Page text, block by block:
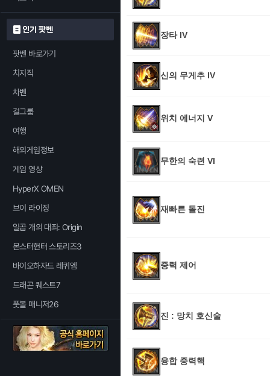
인기 팟벤
팟벤 바로가기
치지직
차벤
걸그룹
여행
해외게임정보
게임 영상
HyperX OMEN
브이 라이징
일곱 개의 대죄: Origin
몬스터헌터 스토리즈3
바이오하자드 레퀴엠
드래곤 퀘스트7
풋볼 매니저26
장타 IV
신의 무게추 IV
위치 에너지 V
무한의 숙련 VI
재빠른 돌진
중력 제어
진 : 망치 호신술
융합 중력핵